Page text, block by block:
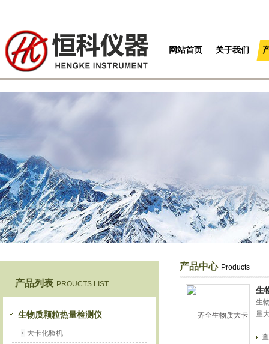
网站首页 关于我们
产品列表 PROUCTS LIST
生物质颗粒热量检测仪
大卡化验机
产品中心 Products
生
生
量